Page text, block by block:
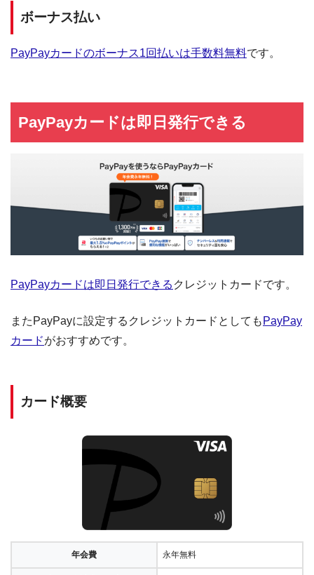
ボーナス払い
PayPayカードのボーナス1回払いは手数料無料です。
PayPayカードは即日発行できる
PayPayカードは即日発行できる クレジットカードです。
またPayPayに設定するクレジットカードとしても PayPay
カードがおすすめです。
カード概要
年会費 永年無料